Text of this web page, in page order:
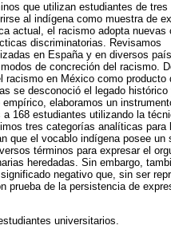
que utilizan estudiantes de tres
al indígena como muestra de
actual, el racismo adopta nuevas
discriminatorias. Revisamos
en España y en diversos
de concreción del racismo.
racismo en México como producto
se desconoció el legado
elaboramos un
168 estudiantes utilizando la
tres categorías analíticas para
que el vocablo indígena posee un
términos para expresar el
heredadas. Sin embargo,
negativo que, sin ser
prueba de la persistencia de
universitarios.